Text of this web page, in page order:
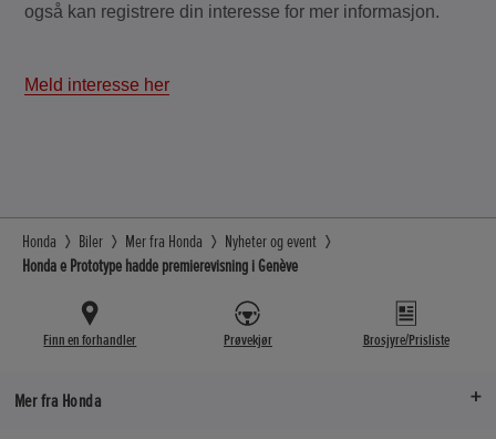
også kan registrere din interesse for mer informasjon.
Meld interesse her
Honda Biler Mer fra Honda
Nyheter og event
Honda e Prototype hadde premierevisning i Genève
Finn en forhandler Prøvekjør Brosjyre/Prisliste
Mer fra Honda